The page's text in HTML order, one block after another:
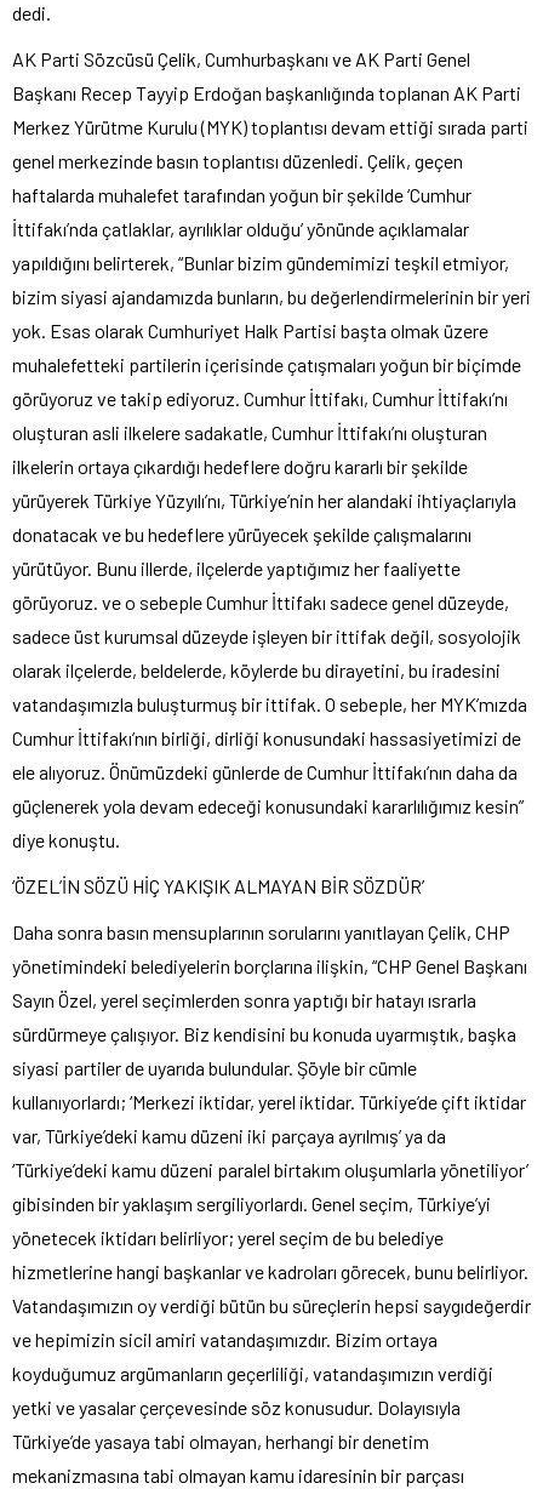
dedi.
AK Parti Sözcüsü Çelik, Cumhurbaşkanı ve AK Parti Genel
Başkanı Recep Tayyip Erdoğan başkanlığında toplanan AK Parti
Merkez Yürütme Kurulu (MYK) toplantısı devam ettiği sırada parti
genel merkezinde basın toplantısı düzenledi. Çelik, geçen
haftalarda muhalefet tarafından yoğun bir şekilde ‘Cumhur
İttifakı’nda çatlaklar, ayrılıklar olduğu’ yönünde açıklamalar
yapıldığını belirterek, “Bunlar bizim gündemimizi teşkil etmiyor,
bizim siyasi ajandamızda bunların, bu değerlendirmelerinin bir yeri
yok. Esas olarak Cumhuriyet Halk Partisi başta olmak üzere
muhalefetteki partilerin içerisinde çatışmaları yoğun bir biçimde
görüyoruz ve takip ediyoruz. Cumhur İttifakı, Cumhur İttifakı’nı
oluşturan asli ilkelere sadakatle, Cumhur İttifakı’nı oluşturan
ilkelerin ortaya çıkardığı hedeflere doğru kararlı bir şekilde
yürüyerek Türkiye Yüzyılı’nı, Türkiye’nin her alandaki ihtiyaçlarıyla
donatacak ve bu hedeflere yürüyecek şekilde çalışmalarını
yürütüyor. Bunu illerde, ilçelerde yaptığımız her faaliyette
görüyoruz. ve o sebeple Cumhur İttifakı sadece genel düzeyde,
sadece üst kurumsal düzeyde işleyen bir ittifak değil, sosyolojik
olarak ilçelerde, beldelerde, köylerde bu dirayetini, bu iradesini
vatandaşımızla buluşturmuş bir ittifak. O sebeple, her MYK’mızda
Cumhur İttifakı’nın birliği, dirliği konusundaki hassasiyetimizi de
ele alıyoruz. Önümüzdeki günlerde de Cumhur İttifakı’nın daha da
güçlenerek yola devam edeceği konusundaki kararlılığımız kesin”
diye konuştu.
‘ÖZEL’İN SÖZÜ HİÇ YAKIŞIK ALMAYAN BİR SÖZDÜR’
Daha sonra basın mensuplarının sorularını yanıtlayan Çelik, CHP
yönetimindeki belediyelerin borçlarına ilişkin, “CHP Genel Başkanı
Sayın Özel, yerel seçimlerden sonra yaptığı bir hatayı ısrarla
sürdürmeye çalışıyor. Biz kendisini bu konuda uyarmıştık, başka
siyasi partiler de uyarıda bulundular. Şöyle bir cümle
kullanıyorlardı; ‘Merkezi iktidar, yerel iktidar. Türkiye’de çift iktidar
var, Türkiye’deki kamu düzeni iki parçaya ayrılmış’ ya da
‘Türkiye’deki kamu düzeni paralel birtakım oluşumlarla yönetiliyor’
gibisinden bir yaklaşım sergiliyorlardı. Genel seçim, Türkiye’yi
yönetecek iktidarı belirliyor; yerel seçim de bu belediye
hizmetlerine hangi başkanlar ve kadroları görecek, bunu belirliyor.
Vatandaşımızın oy verdiği bütün bu süreçlerin hepsi saygıdeğerdir
ve hepimizin sicil amiri vatandaşımızdır. Bizim ortaya
koyduğumuz argümanların geçerliliği, vatandaşımızın verdiği
yetki ve yasalar çerçevesinde söz konusudur. Dolayısıyla
Türkiye’de yasaya tabi olmayan, herhangi bir denetim
mekanizmasına tabi olmayan kamu idaresinin bir parçası